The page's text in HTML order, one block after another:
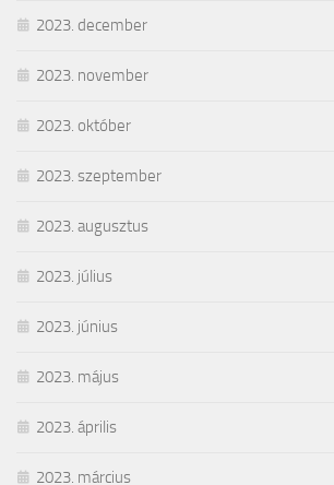
2023. december
2023. november
2023. október
2023. szeptember
2023. augusztus
2023. július
2023. június
2023. május
2023. április
2023. március